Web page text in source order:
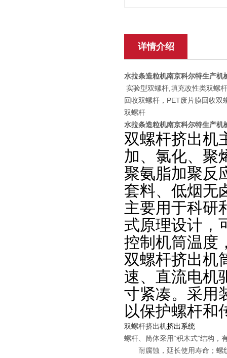
详情介绍
水拉条造粒机南京科尔特​生产机
实验型双螺杆,填充改性类双螺
回收双螺杆，PET废片膜回收
双螺杆
水拉条造粒机南京科尔特​生产机
双螺杆挤出机
加、氯化、聚
聚氨脂加聚反
套料、低烟无
主要用于科研
式原理设计，
控制机筒温度
双螺杆挤出机
速、直流电机
寸紧凑。采用
以保护螺杆和
双螺杆挤出机挤出系统
螺杆、筒体采用“积木式”结构
耐腐蚀，延长使用寿命；螺纹